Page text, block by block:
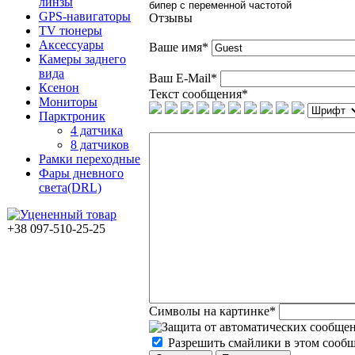
GPS-навигаторы
TV тюнеры
Аксессуары
Камеры заднего
вида
Ксенон
Мониторы
Парктроник
4 датчика
8 датчиков
Рамки переходные
Фары дневного
света(DRL)
+38 097-510-25-25
бипер с переменной частотой
Отзывы
Ваше имя*
Ваш E-Mail*
Текст сообщения*
Символы на картинке*
Разрешить смайлики в этом